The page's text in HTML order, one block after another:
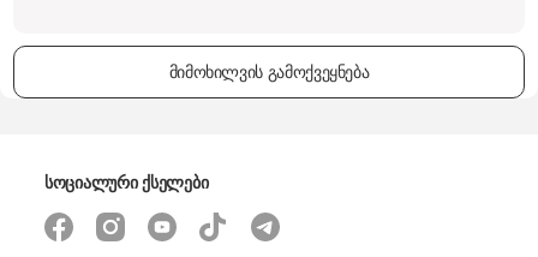
მიმოხილვის გამოქვეყნება
სოციალური ქსელები